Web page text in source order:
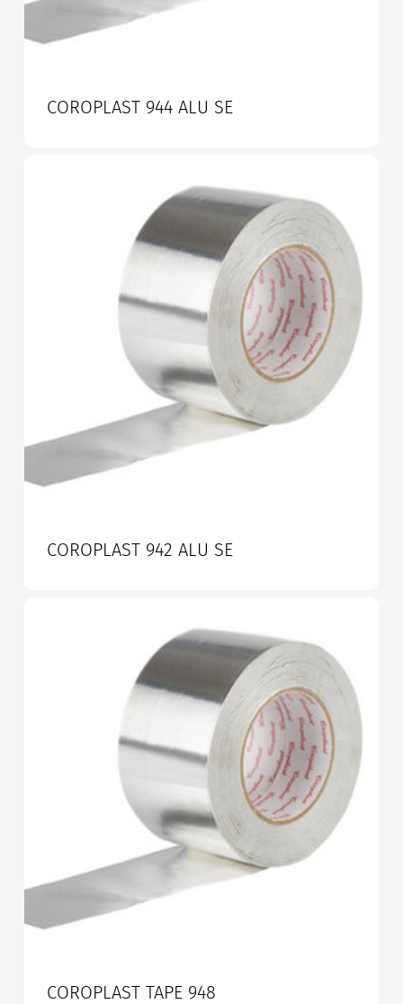
COROPLAST 944 ALU SE
COROPLAST 942 ALU SE
COROPLAST TAPE 948